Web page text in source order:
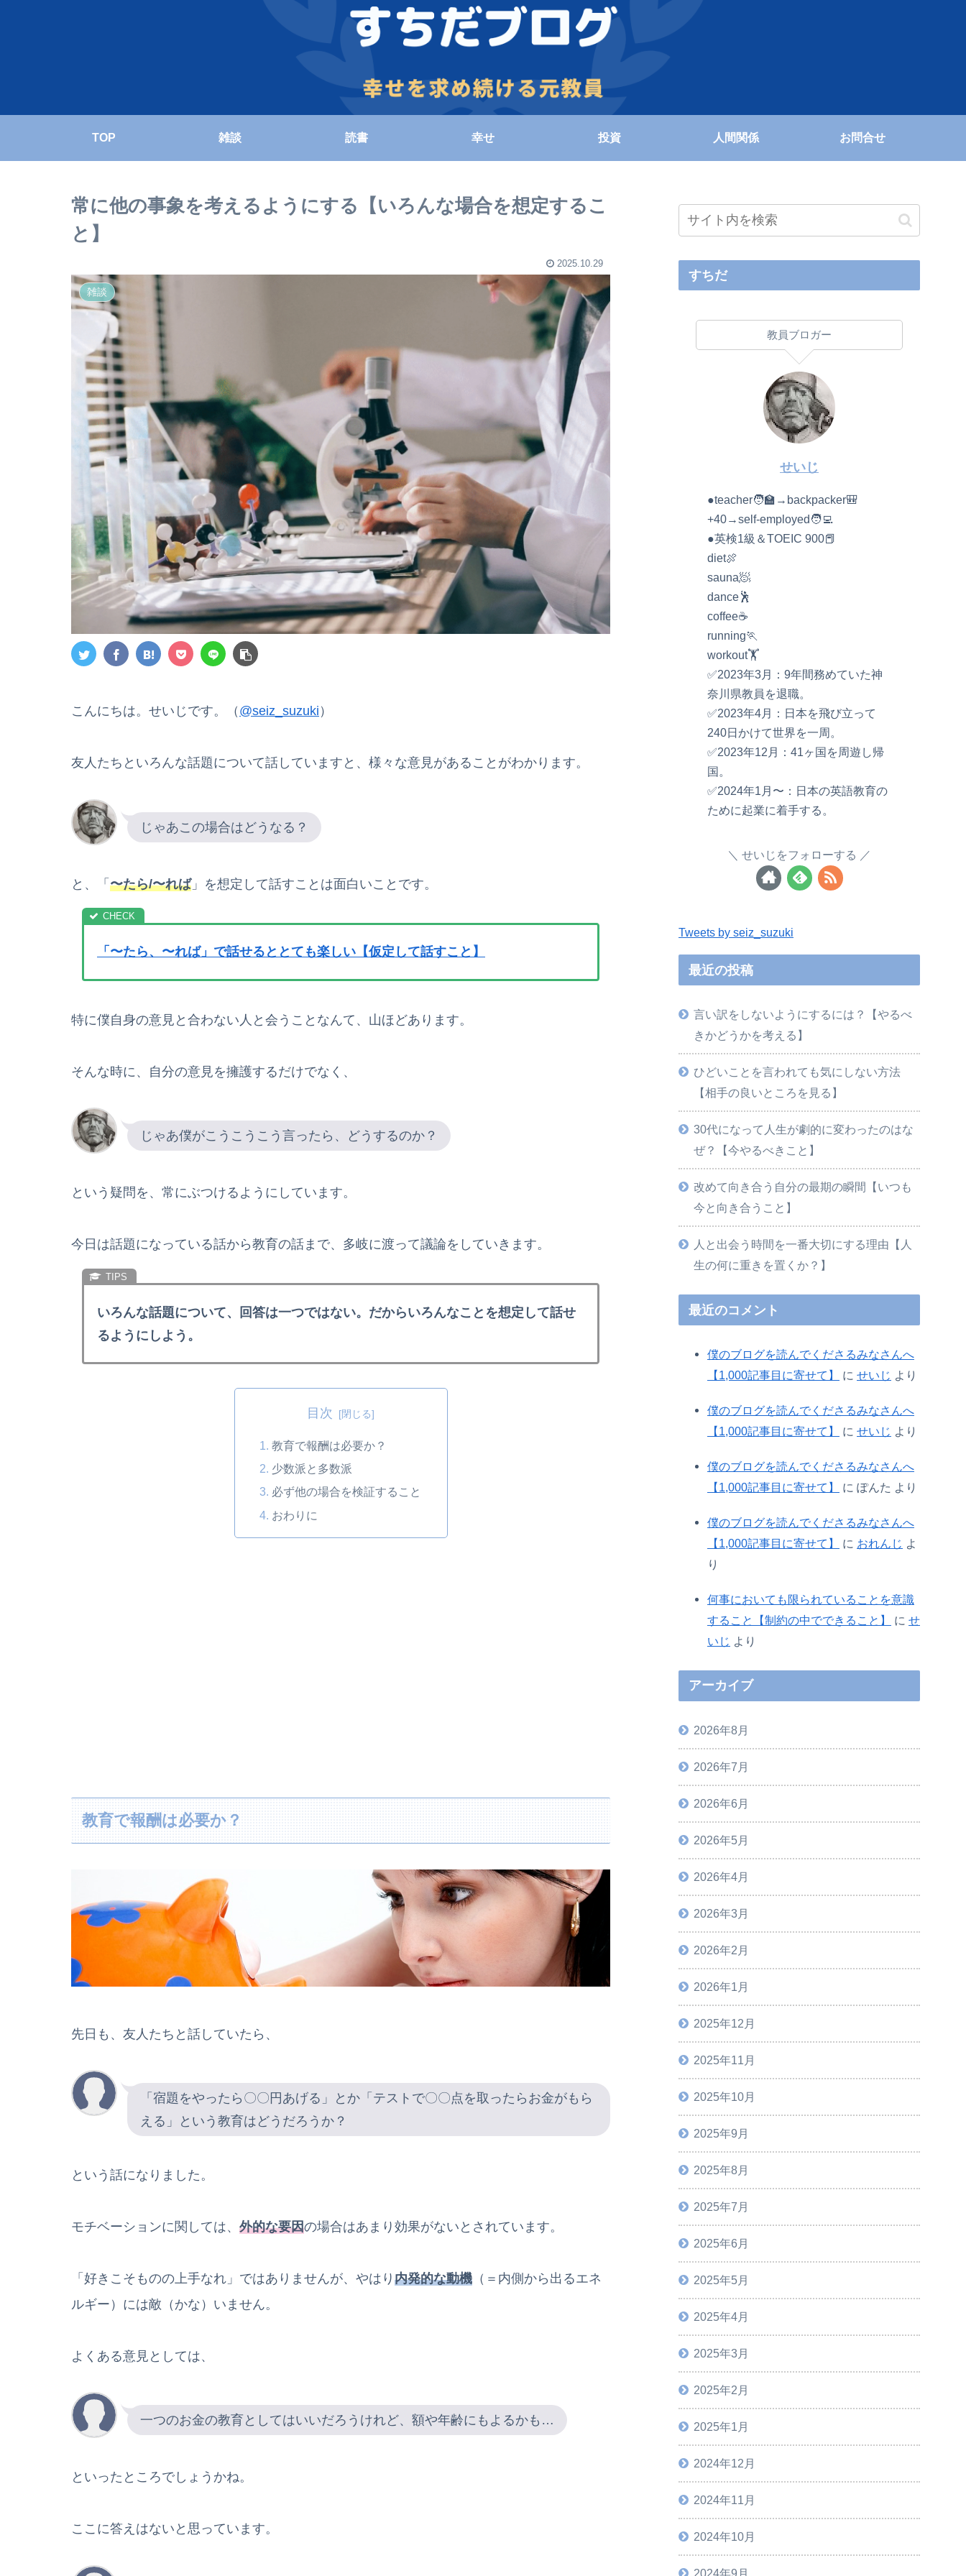
TOP 雑談 読書 幸せ 投資 人間関係 お問合せ
常に他の事象を考えるようにする【いろんな場合を想定するこ
と】
2025.10.29
雑談
こんにちは。せいじです。（ @seiz_suzuki ）
友人たちといろんな話題について話していますと、様々な意見があることがわかります。
じゃあこの場合はどうなる？
と、「 〜たら/〜れば」を想定して話すことは面白いことです。
「〜たら、〜れば」で話せるととても楽しい【仮定して話すこと】
特に僕自身の意見と合わない人と会うことなんて、山ほどあります。
そんな時に、自分の意見を擁護するだけでなく、
じゃあ僕がこうこうこう言ったら、どうするのか？
という疑問を、常にぶつけるようにしています。
今日は話題になっている話から教育の話まで、多岐に渡って議論をしていきます。
いろんな話題について、回答は一つではない。だからいろんなことを想定して話せ
るようにしよう。
目次
教育で報酬は必要か？
少数派と多数派
必ず他の場合を検証すること
おわりに
教育で報酬は必要か？
先日も、友人たちと話していたら、
「宿題をやったら〇〇円あげる」とか「テストで〇〇点を取ったらお金がもら
える」という教育はどうだろうか？
という話になりました。
モチベーションに関しては、 外的な要因の場合はあまり効果がないとされています。
「好きこそものの上手なれ」ではありませんが、やはり 内発的な動機 （＝内側から出るエネ
ルギー）には敵（かな）いません。
よくある意見としては、
一つのお金の教育としてはいいだろうけれど、額や年齢にもよるかも…
といったところでしょうかね。
ここに答えはないと思っています。
すちだ
教員ブロガー
せいじ
●teacher🧑‍🏫→backpacker🎒
+40→self-employed🧑‍💻
●英検1級＆TOEIC 900📕
diet🍖
sauna🧖
dance🕺
coffee☕️
running🏃
workout🏋️
✅2023年3月：9年間務めていた神
奈川県教員を退職。
✅2023年4月：日本を飛び立って
240日かけて世界を一周。
✅2023年12月：41ヶ国を周遊し帰
国。
✅2024年1月〜：日本の英語教育の
ために起業に着手する。
せいじをフォローする
Tweets by seiz_suzuki
最近の投稿
言い訳をしないようにするには？【やるべ
きかどうかを考える】
ひどいことを言われても気にしない方法
【相手の良いところを見る】
30代になって人生が劇的に変わったのはな
ぜ？【今やるべきこと】
改めて向き合う自分の最期の瞬間【いつも
今と向き合うこと】
人と出会う時間を一番大切にする理由【人
生の何に重きを置くか？】
最近のコメント
僕のブログを読んでくださるみなさんへ
【1,000記事目に寄せて】
に せいじ より
僕のブログを読んでくださるみなさんへ
【1,000記事目に寄せて】
に せいじ より
僕のブログを読んでくださるみなさんへ
【1,000記事目に寄せて】
に ぽんた より
僕のブログを読んでくださるみなさんへ
【1,000記事目に寄せて】
に おれんじ よ
り
何事においても限られていることを意識
すること【制約の中でできること】
に せ
いじ より
アーカイブ
2026年8月
2026年7月
2026年6月
2026年5月
2026年4月
2026年3月
2026年2月
2026年1月
2025年12月
2025年11月
2025年10月
2025年9月
2025年8月
2025年7月
2025年6月
2025年5月
2025年4月
2025年3月
2025年2月
2025年1月
2024年12月
2024年11月
2024年10月
2024年9月